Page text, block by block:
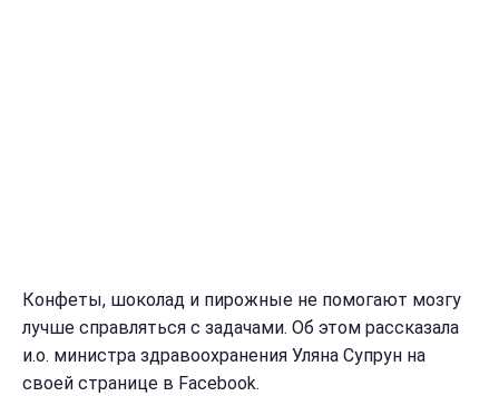
Конфеты, шоколад и пирожные не помогают мозгу
лучше справляться с задачами. Об этом рассказала
и.о. министра здравоохранения Уляна Супрун на
своей странице в Facebook.